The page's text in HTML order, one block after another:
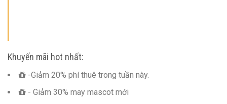
Khuyến mãi hot nhất:
-Giảm 20% phí thuê trong tuần này.
- Giảm 30% may mascot mới